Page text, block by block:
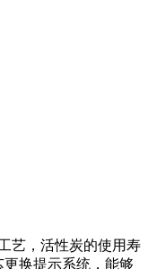
艺，活性炭的使用寿
换提示系统，能够